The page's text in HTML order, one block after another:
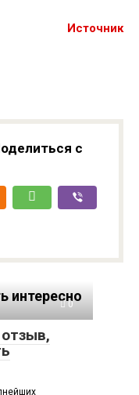
Источник
с
интересно
0